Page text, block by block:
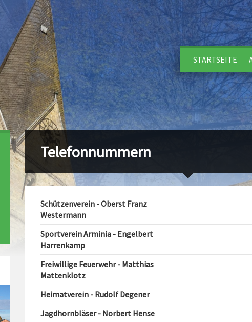
STARTSEITE
Telefonnummern
Schützenverein - Oberst Franz
Westermann
Sportverein Arminia - Engelbert
Harrenkamp
Freiwillige Feuerwehr - Matthias
Mattenklotz
Heimatverein - Rudolf Degener
Jagdhornbläser - Norbert Hense